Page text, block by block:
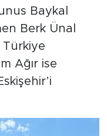
Baykal
Berk Ünal
Türkiye
Ağır ise